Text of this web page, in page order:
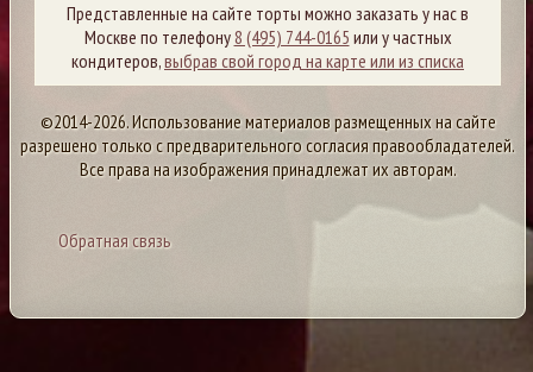
Представленные на сайте торты можно заказать у нас в
Москве по телефону8 (495) 744-0165 или у частных
кондитеров,выбрав свой город на карте или из списка
©2014-2026. Использование материалов размещенных на сайте
разрешено только с предварительного согласия правообладателей.
Все права на изображения принадлежат их авторам.
Обратная связь